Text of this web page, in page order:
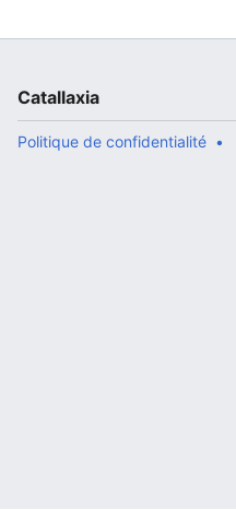
Catallaxia
Politique de confidentialité